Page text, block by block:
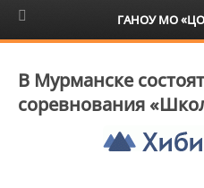
6+
В Мурманске
соревнования
ГАНОУ МО «ЦО